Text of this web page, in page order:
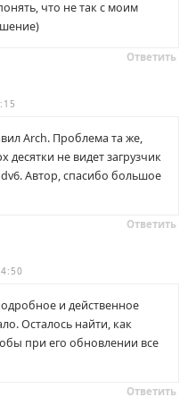
что не так с моим
Ответить
Arch. Проблема та же,
десятки не видет загрузчик
dv6. Автор, спасибо большое
Ответить
и действенное
Осталось найти, как
при его обновлении все
Ответить